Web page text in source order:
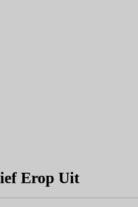
Erop Uit